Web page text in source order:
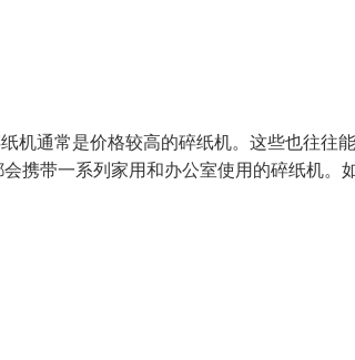
机通常是价格较高的碎纸机。这些也往往
携带一系列家用和办公室使用的碎纸机。